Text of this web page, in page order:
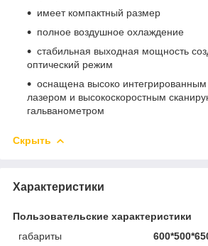
имеет компактный размер
полное воздушное охлаждение
стабильная выходная мощность
оптический режим
оснащена высоко
лазером и высокоскоростным
гальванометром
Скрыть
Характеристики
Пользовательские характеристики
габариты